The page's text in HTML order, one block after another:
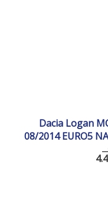
Dacia Logan
08/2014 EURO5